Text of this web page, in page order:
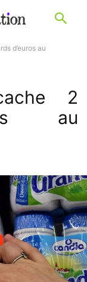
d’euros au
2
au